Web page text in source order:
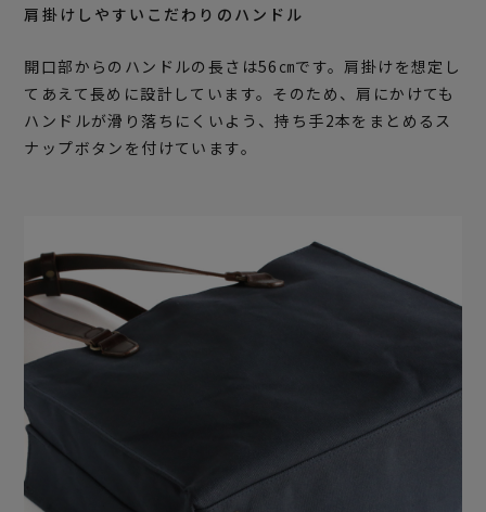
肩掛けしやすいこだわりのハンドル
開口部からのハンドルの長さは56㎝です。肩掛けを想定し
てあえて長めに設計しています。そのため、肩にかけても
ハンドルが滑り落ちにくいよう、持ち手2本をまとめるス
ナップボタンを付けています。